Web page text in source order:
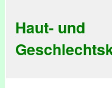
Haut- und